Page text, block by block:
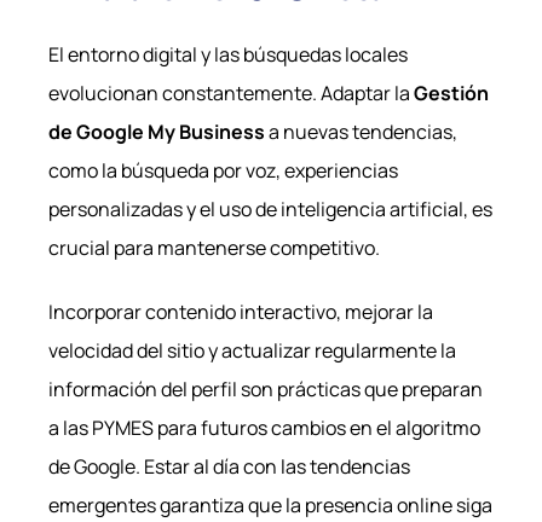
El entorno digital y las búsquedas locales
evolucionan constantemente. Adaptar laGestión
de Google My Businessa nuevas tendencias,
como la búsqueda por voz, experiencias
personalizadas y el uso de inteligencia artificial, es
crucial para mantenerse competitivo.
Incorporar contenido interactivo, mejorar la
velocidad del sitio y actualizar regularmente la
información del perfil son prácticas que preparan
a las PYMES para futuros cambios en el algoritmo
de Google. Estar al día con las tendencias
emergentes garantiza que la presencia online siga